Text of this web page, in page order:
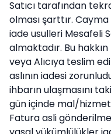
Satıcı tarafından
olması şarttır.
iade usulleri Mesafeli
almaktadır. Bu
veya Alıcıya teslim
aslının iadesi
ihbarın ulaşmasını
gün içinde mal/hizmet
Fatura asli